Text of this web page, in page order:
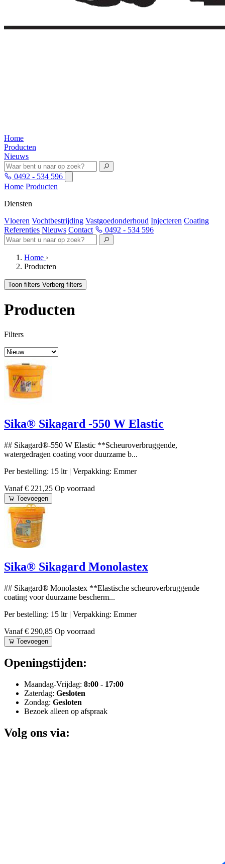
Home
Producten
Nieuws
0492 - 534 596
Home Producten
Diensten
Vloeren Vochtbestrijding Vastgoedonderhoud Injecteren Coating
Referenties Nieuws Contact 0492 - 534 596
Home ›
Producten
Toon filters Verberg filters
Producten
Filters
Sika® Sikagard -550 W Elastic
## Sikagard®-550 W Elastic **Scheuroverbruggende,
watergedragen coating voor duurzame b...
Per bestelling: 15 ltr | Verpakking: Emmer
Vanaf € 221,25 Op voorraad
Toevoegen
Sika® Sikagard Monolastex
## Sikagard® Monolastex **Elastische scheuroverbruggende
coating voor duurzame bescherm...
Per bestelling: 15 ltr | Verpakking: Emmer
Vanaf € 290,85 Op voorraad
Toevoegen
Openingstijden:
Maandag-Vrijdag: 8:00 - 17:00
Zaterdag: Gesloten
Zondag: Gesloten
Bezoek alleen op afspraak
Volg ons via: